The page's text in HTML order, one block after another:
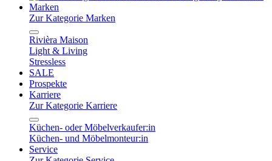
Marken
Zur Kategorie Marken
Rivièra Maison
Light & Living
Stressless
SALE
Prospekte
Karriere
Zur Kategorie Karriere
Küchen- oder Möbelverkaufer:in
Küchen- und Möbelmonteur:in
Service